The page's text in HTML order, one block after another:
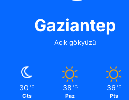
Gaziantep
Açık gökyüzü
30 ℃
Cts
38 ℃
Paz
36 ℃
Pts